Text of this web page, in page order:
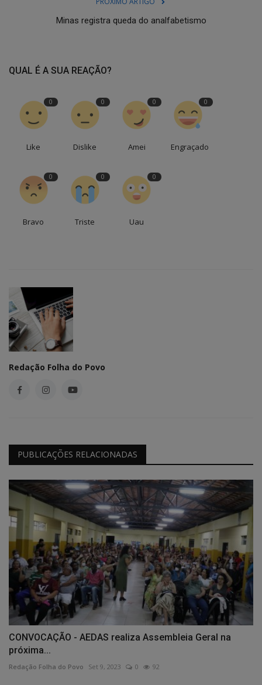
Minas registra queda do analfabetismo
QUAL É A SUA REAÇÃO?
0
Like
0
Dislike
0
Amei
0
Engraçado
0
Bravo
0
Triste
0
Uau
Redação Folha do Povo
PUBLICAÇÕES RELACIONADAS
CONVOCAÇÃO - AEDAS realiza Assembleia Geral na
próxima...
Redação Folha do Povo Set 9, 2023 0 92